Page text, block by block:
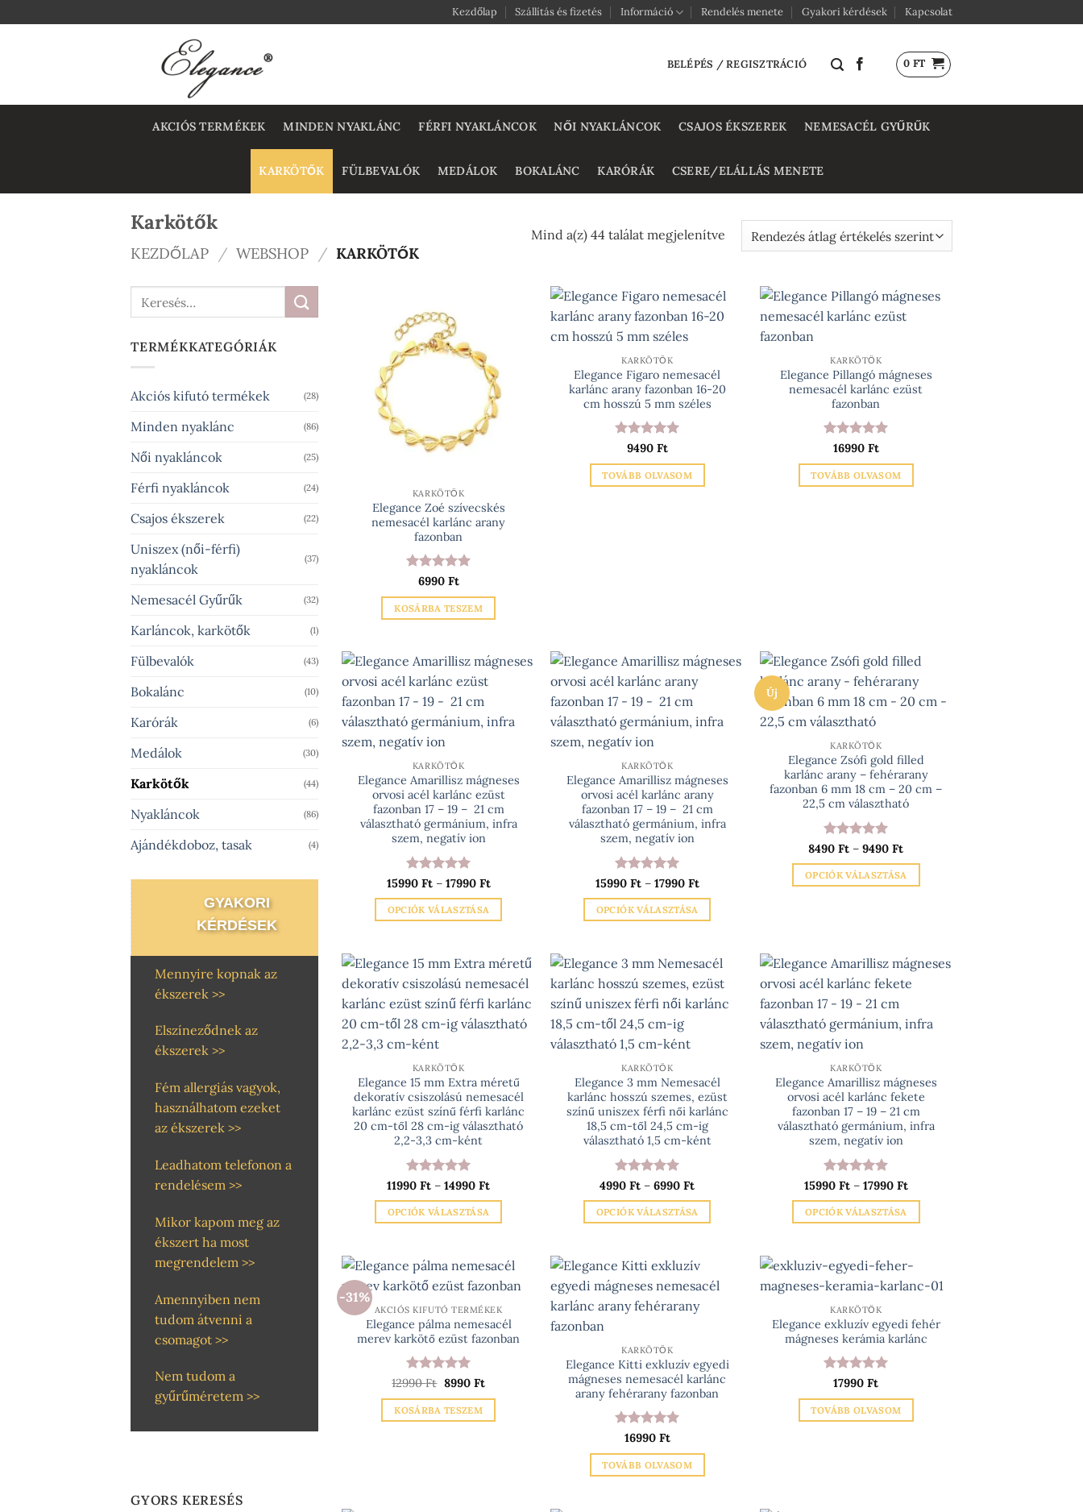
to
Kezdőlap Szállítás és fizetés Információ Rendelés menete Gyakori kérdések Kapcsolat
BELÉPÉS / REGISZTRÁCIÓ 0 FT
AKCIÓS TERMÉKEK MINDEN NYAKLÁNC FÉRFI NYAKLÁNCOK NŐI NYAKLÁNCOK CSAJOS ÉKSZEREK NEMESACÉL GYŰRŰK
KARKÖTŐK FÜLBEVALÓK MEDÁLOK BOKALÁNC KARÓRÁK CSERE/ELÁLLÁS MENETE
Karkötők
KEZDŐLAP / WEBSHOP / KARKÖTŐK
Mind a(z) 44 találat megjelenítveSorted
rating
TERMÉKKATEGÓRIÁK
Akciós kifutó termékek (28)
Minden nyaklánc (86)
Női nyakláncok (25)
Férfi nyakláncok (24)
Csajos ékszerek (22)
Uniszex (női-férfi)
nyakláncok
(37)
Nemesacél Gyűrűk (32)
Karláncok, karkötők (1)
Fülbevalók (43)
Bokalánc (10)
Karórák (6)
Medálok (30)
Karkötők (44)
Nyakláncok (86)
Ajándékdoboz, tasak (4)
GYAKORI
KÉRDÉSEK
Mennyire kopnak az
ékszerek >>
Elszíneződnek az
ékszerek >>
Fém allergiás vagyok,
használhatom ezeket
az ékszerek >>
Leadhatom telefonon a
rendelésem >>
Mikor kapom meg az
ékszert ha most
megrendelem >>
Amennyiben nem
tudom átvenni a
csomagot >>
Nem tudom a
gyűrűméretem >>
GYORS KERESÉS
KARKÖTŐK
Elegance Zoé szívecskés
nemesacél karlánc arany
fazonban
Értékelés:
6990 Ft
KOSÁRBA TESZEM
KARKÖTŐK
Elegance Figaro nemesacél
karlánc arany fazonban 16-20
cm hosszú 5 mm széles
Értékelés:
9490 Ft
TOVÁBB OLVASOM
KARKÖTŐK
Elegance Pillangó mágneses
nemesacél karlánc ezüst
fazonban
Értékelés:
16990 Ft
TOVÁBB OLVASOM
KARKÖTŐK
Elegance Amarillisz mágneses
orvosi acél karlánc ezüst
fazonban 17 – 19 – 21 cm
választható germánium, infra
szem, negatív ion
Értékelés:5
15990 Ft – 17990 FtÁrtartomány:
17990 Ft
OPCIÓK VÁLASZTÁSA
terméknek
több
variációja
van.
A
a
termékoldalon
választhatók
ki
KARKÖTŐK
Elegance Amarillisz mágneses
orvosi acél karlánc arany
fazonban 17 – 19 – 21 cm
választható germánium, infra
szem, negatív ion
Értékelés:5
15990 Ft – 17990 FtÁrtartomány:
17990 Ft
OPCIÓK VÁLASZTÁSA
terméknek
több
variációja
van.
A
a
termékoldalon
választhatók
ki
Új
KARKÖTŐK
Elegance Zsófi gold filled
karlánc arany – fehérarany
fazonban 6 mm 18 cm – 20 cm –
22,5 cm választható
Értékelés:5
8490Ft – 9490FtÁrtartomány:
-
9490 Ft
OPCIÓK VÁLASZTÁSA
variációja
van.
A
változatok
a
termékoldalon
választhatók
ki
KARKÖTŐK
Elegance 15 mm Extra méretű
dekoratív csiszolású nemesacél
karlánc ezüst színű férfi karlánc
20 cm-től 28 cm-ig választható
2,2-3,3 cm-ként
Értékelés:5
11990Ft – 14990Ft
OPCIÓK VÁLASZTÁSA
terméknek
több
variációja
van.
A
változatok
termékoldalon
választhatók
KARKÖTŐK
Elegance 3 mm Nemesacél
karlánc hosszú szemes, ezüst
színű uniszex férfi női karlánc
18,5 cm-től 24,5 cm-ig
választható 1,5 cm-ként
Értékelés:5
4990Ft – 6990Ft
-
6990 Ft
OPCIÓK VÁLASZTÁSA
terméknek
több
variációja
A
változatok
a
termékoldalon
választhatók
ki
KARKÖTŐK
Elegance Amarillisz mágneses
orvosi acél karlánc fekete
fazonban 17 – 19 – 21 cm
választható germánium, infra
szem, negatív ion
Értékelés:5
15990 Ft – 17990 FtÁrtartomány:
OPCIÓK VÁLASZTÁSA
terméknek
több
variációja
van.
A
változatok
a
termékoldalon
választhatók
-31%
AKCIÓS KIFUTÓ TERMÉKEK
Elegance pálma nemesacél
merev karkötő ezüst fazonban
Értékelés:5
12990Ft Original
was:
12990 Ft.
8990 FtCurrent
is:
KOSÁRBA TESZEM
KARKÖTŐK
Elegance Kitti exkluzív egyedi
mágneses nemesacél karlánc
arany fehérarany fazonban
Értékelés:
16990 Ft
TOVÁBB OLVASOM
KARKÖTŐK
Elegance exkluzív egyedi fehér
mágneses kerámia karlánc
Értékelés:
17990Ft
TOVÁBB OLVASOM